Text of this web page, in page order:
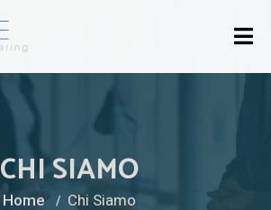
CHI SIAMO
Home Chi Siamo